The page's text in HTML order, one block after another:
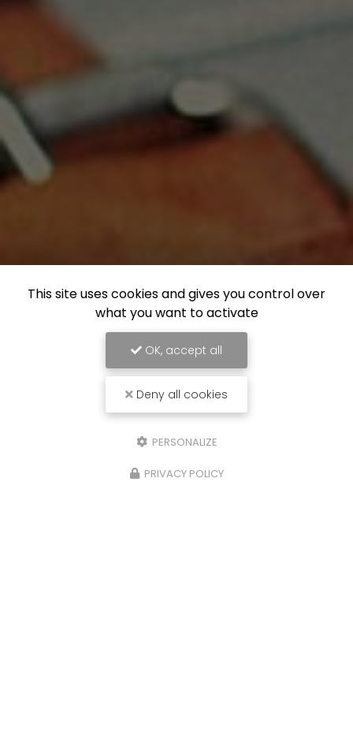
This site uses cookies and gives you control over
what you want to activate
OK, accept all
Deny all cookies
PERSONALIZE
PRIVACY POLICY